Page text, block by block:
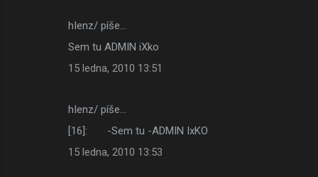
hIenz/ píše…
Sem tu ADMIN iXko
15 ledna, 2010 13:51
hIenz/ píše…
[16]: -Sem tu -ADMIN IxKO
15 ledna, 2010 13:53